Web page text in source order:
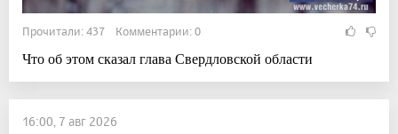
Прочитали: 437 Комментарии: 0
Что об этом сказал глава Свердловской области
16:00, 7 авг 2026